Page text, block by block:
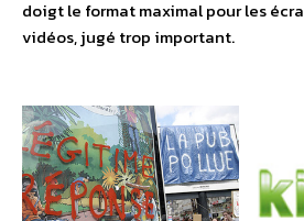
doigt le format maximal pour les
vidéos, jugé trop important.